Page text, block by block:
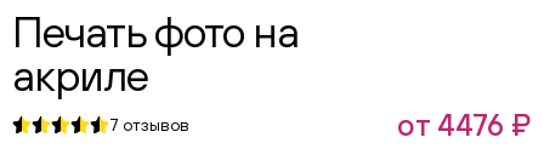
Печать фото на
акриле
7 отзывов от 4476 ₽